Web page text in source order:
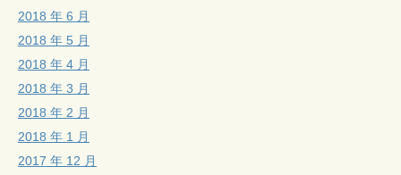
2018 年 6 月
2018 年 5 月
2018 年 4 月
2018 年 3 月
2018 年 2 月
2018 年 1 月
2017 年 12 月